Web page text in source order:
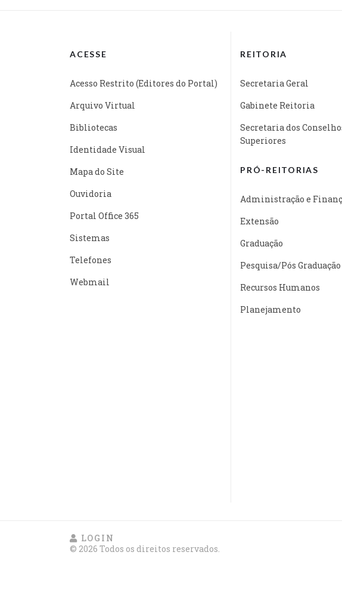
ACESSE
Acesso Restrito (Editores do Portal)
Arquivo Virtual
Bibliotecas
Identidade Visual
Mapa do Site
Ouvidoria
Portal Office 365
Sistemas
Telefones
Webmail
REITORIA
Secretaria Geral
Gabinete Reitoria
Secretaria dos
Superiores
PRÓ-REITORIAS
Administração e
Extensão
Graduação
Pesquisa/Pós Graduação
Recursos Humanos
Planejamento
LOGIN
© 2026 Todos os direitos reservados.